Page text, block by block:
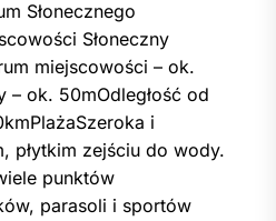
Słonecznego
Słoneczny
miejscowości – ok.
– ok. 50mOdległość od
i
płytkim zejściu do wody.
punktów
parasoli i sportów